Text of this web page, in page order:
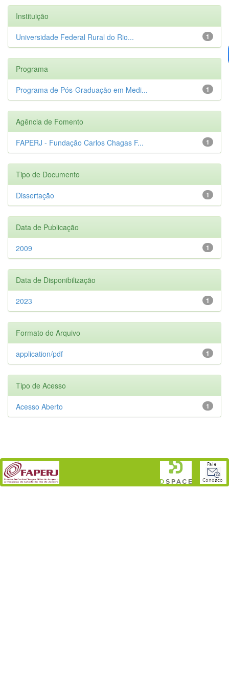
Instituição
1
Universidade Federal Rural do Rio...
Programa
1
Programa de Pós-Graduação em Medi...
Agência de Fomento
1
FAPERJ - Fundação Carlos Chagas F...
Tipo de Documento
1
Dissertação
Data de Publicação
1
2009
Data de Disponibilização
1
2023
Formato do Arquivo
1
application/pdf
Tipo de Acesso
1
Acesso Aberto